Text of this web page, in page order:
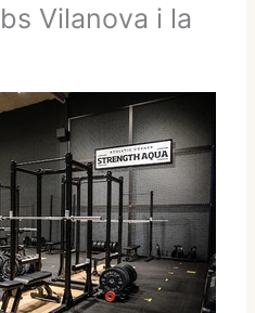
Vilanova i la